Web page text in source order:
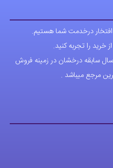
افتخار درخدمت شما هستیم.
خرید را تجربه کنید.
فروشگاه اقای خاص با بیش از 20 سال سابقه درخشان در زمینه فروش
مرجع میباشد .